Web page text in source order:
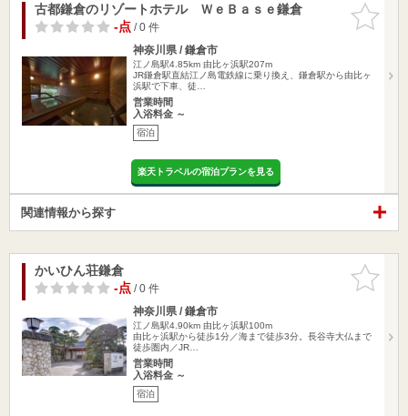
お気に入
りに追加
古都鎌倉のリゾートホテル ＷｅＢａｓｅ鎌倉
-点/ 0 件
神奈川県 / 鎌倉市
江ノ島駅4.85km 由比ヶ浜駅207m
JR鎌倉駅直結江ノ島電鉄線に乗り換え、鎌倉駅から由比ヶ
浜駅で下車、徒…
営業時間
入浴料金 ～
宿泊
楽天トラベルの宿泊プランを見る
関連情報から探す
お気に入
りに追加
かいひん荘鎌倉
-点/ 0 件
神奈川県 / 鎌倉市
江ノ島駅4.90km 由比ヶ浜駅100m
由比ヶ浜駅から徒歩1分／海まで徒歩3分。長谷寺大仏まで
徒歩圏内／JR…
営業時間
入浴料金 ～
宿泊